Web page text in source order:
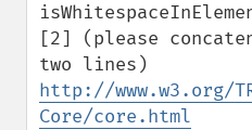
[2] (please
http://www.w3.org/
Core/core.html